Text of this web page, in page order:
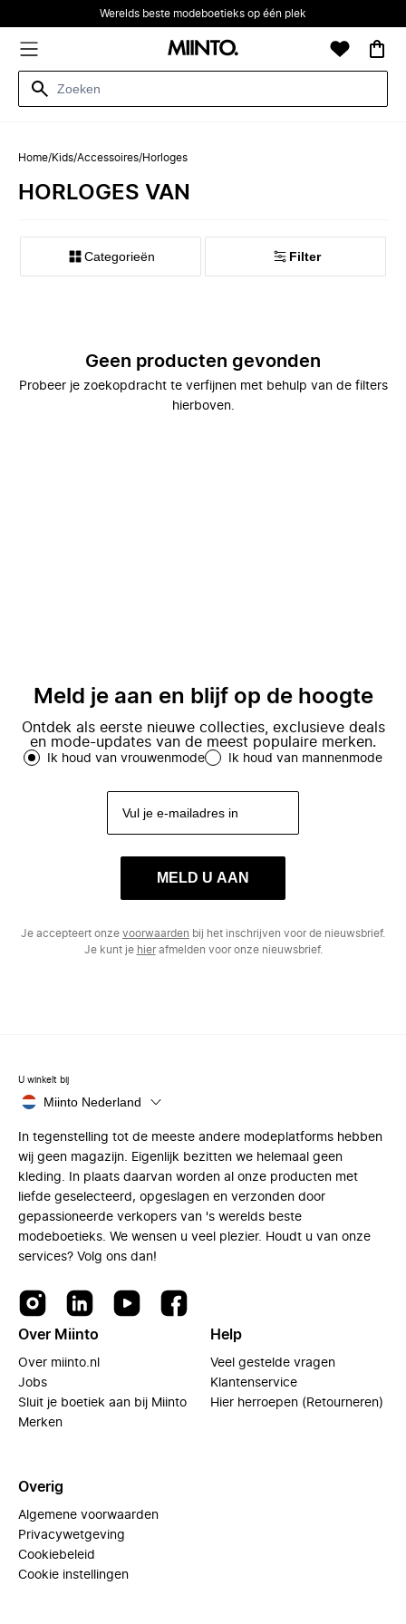
Werelds beste modeboetieks op één plek
Home/Kids/Accessoires/Horloges
HORLOGES VAN
Categorieën Filter
Geen producten gevonden
Probeer je zoekopdracht te verfijnen met behulp van de filters
hierboven.
Meld je aan en blijf op de hoogte
Ontdek als eerste nieuwe collecties, exclusieve deals
en mode-updates van de meest populaire merken.
Ik houd van vrouwenmode Ik houd van mannenmode
MELD U AAN
Je accepteert onze voorwaarden bij het inschrijven voor de nieuwsbrief.
Je kunt je hierafmelden voor onze nieuwsbrief.
U winkelt bij
Miinto Nederland
In tegenstelling tot de meeste andere modeplatforms hebben
wij geen magazijn. Eigenlijk bezitten we helemaal geen
kleding. In plaats daarvan worden al onze producten met
liefde geselecteerd, opgeslagen en verzonden door
gepassioneerde verkopers van 's werelds beste
modeboetieks. We wensen u veel plezier. Houdt u van onze
services? Volg ons dan!
Over Miinto
Over miinto.nl
Jobs
Sluit je boetiek aan bij Miinto
Merken
Help
Veel gestelde vragen
Klantenservice
Hier herroepen (Retourneren)
Overig
Algemene voorwaarden
Privacywetgeving
Cookiebeleid
Cookie instellingen